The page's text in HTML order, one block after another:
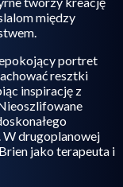
między
portret
resztki
inspirację z
W drugoplanowej
jako terapeuta i